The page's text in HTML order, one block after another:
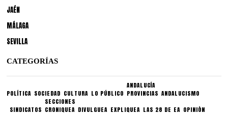
JAÉN
MÁLAGA
SEVILLA
CATEGORÍAS
POLÍTICA SOCIEDAD CULTURA LO PÚBLICO
ANDALUCÍA
PROVINCIAS ANDALUCISMO
SINDICATOS
SECCIONES
CRONIQUEA DIVULGUEA EXPLIQUEA LAS 28 DE EA OPINIÓN